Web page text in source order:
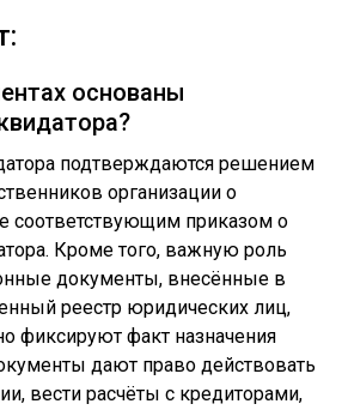
основаны
подтверждаются решением
организации о
соответствующим приказом о
Кроме того, важную роль
документы, внесённые в
реестр юридических лиц,
фиксируют факт назначения
дают право действовать
вести расчёты с кредиторами,